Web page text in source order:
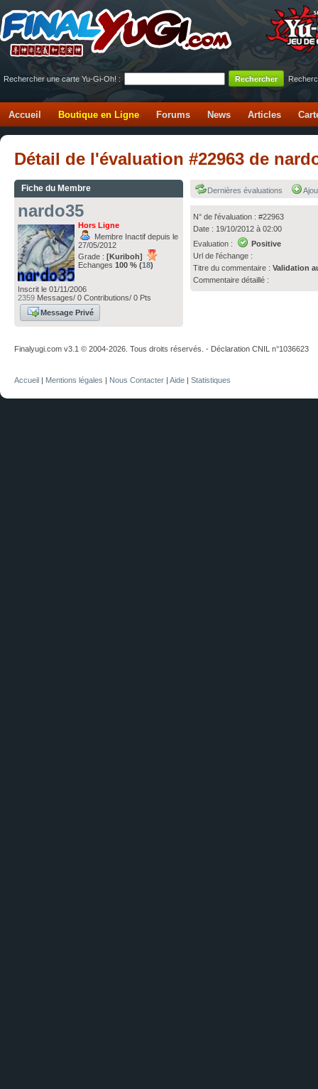
Rechercher une carte Yu-Gi-Oh! :
Accueil Boutique en Ligne Forums News Articles
Détail de l'évaluation #22963 de
Fiche du Membre
nardo35
Hors Ligne
Membre Inactif depuis le
27/05/2012
Grade : [Kuriboh]
Echanges 100 % (18)
Inscrit le 01/11/2006
2359 Messages/ 0 Contributions/ 0 Pts
Message Privé
Dernières évaluations
N° de l'évaluation : #22963
Date : 19/10/2012 à 02:00
Evaluation :
Positive
Url de l'échange :
Titre du commentaire :Validation
Commentaire détaillé :
Finalyugi.com v3.1 © 2004-2026. Tous droits réservés. - Déclaration CNIL n°1036623
Accueil | Mentions légales | Nous Contacter | Aide | Statistiques